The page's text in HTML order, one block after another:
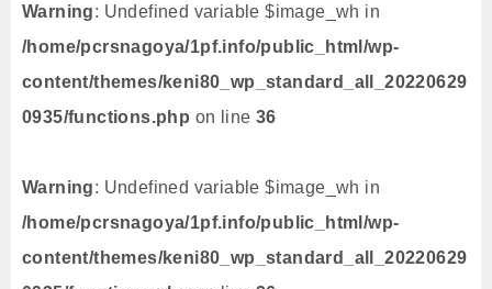
Warning: Undefined variable $image_wh in
/home/pcrsnagoya/1pf.info/public_html/wp-
content/themes/keni80_wp_standard_all_20220629
0935/functions.php on line 36
Warning: Undefined variable $image_wh in
/home/pcrsnagoya/1pf.info/public_html/wp-
content/themes/keni80_wp_standard_all_20220629